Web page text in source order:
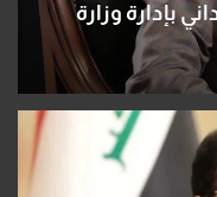
بإدارة وزارة